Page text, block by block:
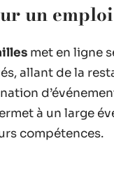
un
met en ligne
allant de la
à un large
compétences.